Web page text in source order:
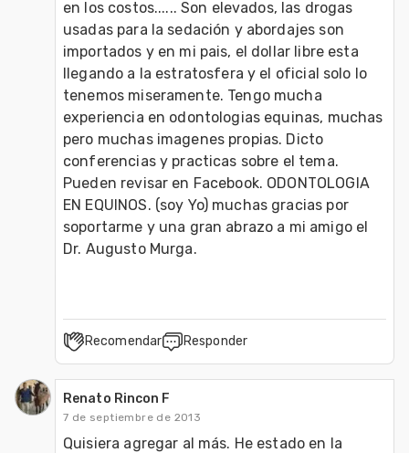
en los costos...... Son elevados, las drogas
usadas para la sedación y abordajes son
importados y en mi pais, el dollar libre esta
llegando a la estratosfera y el oficial solo lo
tenemos miseramente. Tengo mucha
experiencia en odontologias equinas, muchas
pero muchas imagenes propias. Dicto
conferencias y practicas sobre el tema.
Pueden revisar en Facebook. ODONTOLOGIA
EN EQUINOS. (soy Yo) muchas gracias por
soportarme y una gran abrazo a mi amigo el
Dr. Augusto Murga.
Recomendar Responder
Renato Rincon F
7 de septiembre de 2013
Quisiera agregar al más. He estado en la